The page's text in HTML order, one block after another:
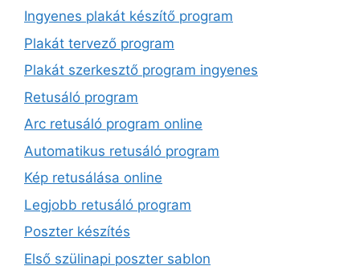
Ingyenes plakát készítő program
Plakát tervező program
Plakát szerkesztő program ingyenes
Retusáló program
Arc retusáló program online
Automatikus retusáló program
Kép retusálása online
Legjobb retusáló program
Poszter készítés
Első szülinapi poszter sablon